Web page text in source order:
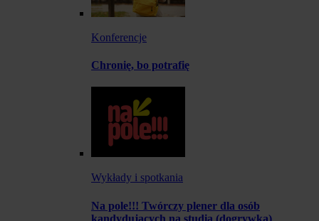
Konferencje
Chronię, bo potrafię
Wykłady i spotkania
Na pole!!! Twórczy plener dla osób
kandydujących na studia (dogrywka)